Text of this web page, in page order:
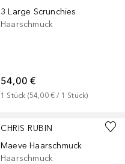
3 Large Scrunchies
Haarschmuck
54,00 €
1 Stück (54,00 € / 1 Stück)
CHRIS RUBIN
Maeve Haarschmuck
Haarschmuck